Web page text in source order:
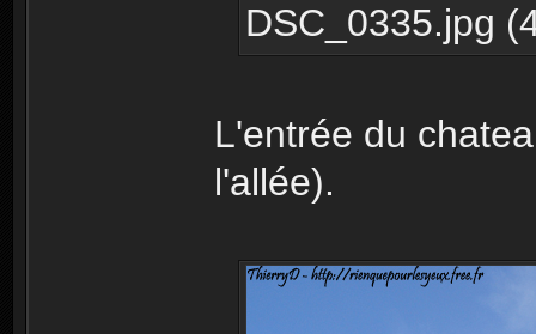
DSC_0335.jpg
L'entrée du
l'allée).